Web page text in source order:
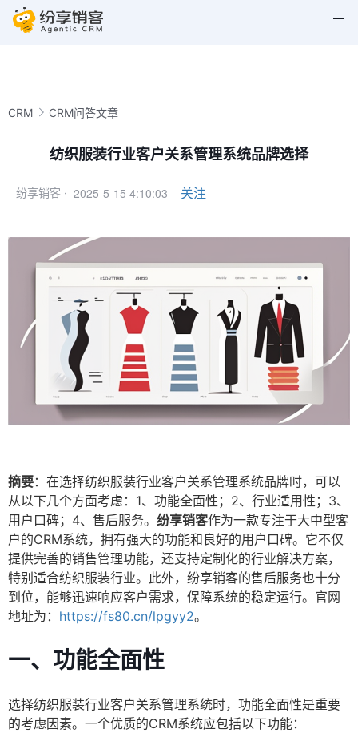
CRM CRM问答文章
纺织服装行业客户关系管理系统品牌选择
纷享销客 · 2025-5-15 4:10:03 关注
摘要：在选择纺织服装行业客户关系管理系统品牌时，可以
从以下几个方面考虑：1、功能全面性；2、行业适用性；3、
用户口碑；4、售后服务。 纷享销客作为一款专注于大中型客
户的CRM系统，拥有强大的功能和良好的用户口碑。它不仅
提供完善的销售管理功能，还支持定制化的行业解决方案，
特别适合纺织服装行业。此外，纷享销客的售后服务也十分
到位，能够迅速响应客户需求，保障系统的稳定运行。官网
地址为： https://fs80.cn/lpgyy2。
一、功能全面性
选择纺织服装行业客户关系管理系统时，功能全面性是重要
的考虑因素。一个优质的CRM系统应包括以下功能：